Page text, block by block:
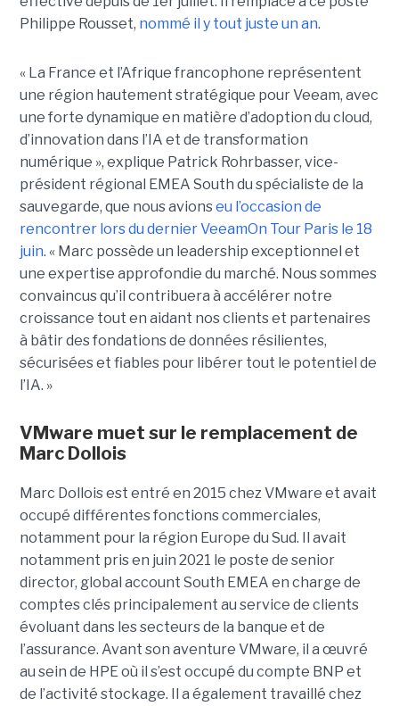
Philippe Rousset, nommé il y tout juste un an.
« La France et l’Afrique francophone représentent
une région hautement stratégique pour Veeam, avec
une forte dynamique en matière d’adoption du cloud,
d’innovation dans l’IA et de transformation
numérique », explique Patrick Rohrbasser, vice-
président régional EMEA South du spécialiste de la
sauvegarde, que nous avionseu l’occasion de
rencontrer lors du dernier VeeamOn Tour Paris le 18
juin. « Marc possède un leadership exceptionnel et
une expertise approfondie du marché. Nous sommes
convaincus qu’il contribuera à accélérer notre
croissance tout en aidant nos clients et partenaires
à bâtir des fondations de données résilientes,
sécurisées et fiables pour libérer tout le potentiel de
l’IA. »
VMware muet sur le remplacement de
Marc Dollois
Marc Dollois est entré en 2015 chez VMware et avait
occupé différentes fonctions commerciales,
notamment pour la région Europe du Sud. Il avait
notamment pris en juin 2021 le poste de senior
director, global account South EMEA en charge de
comptes clés principalement au service de clients
évoluant dans les secteurs de la banque et de
l’assurance. Avant son aventure VMware, il a œuvré
au sein de HPE où il s’est occupé du compte BNP et
de l’activité stockage. Il a également travaillé chez